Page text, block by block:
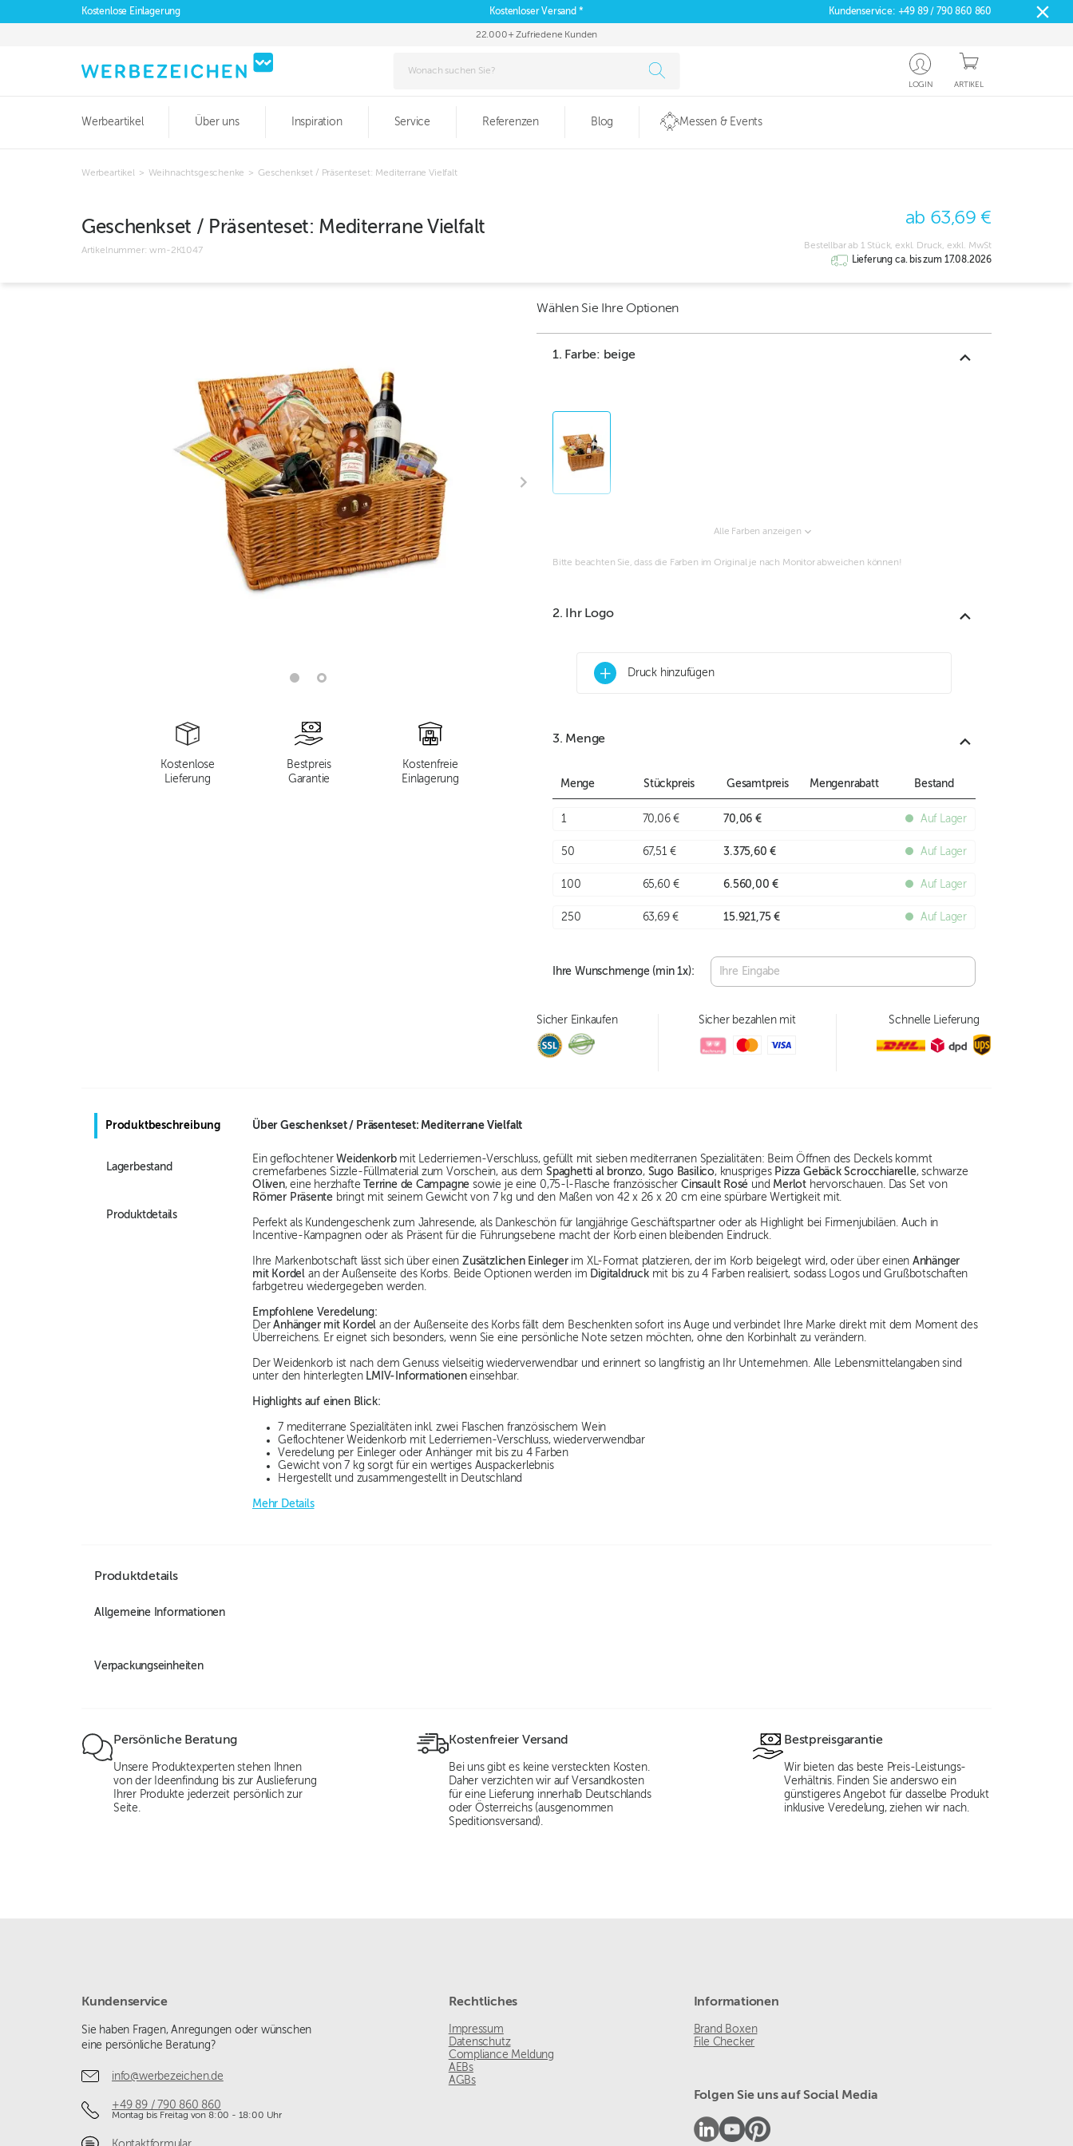
Kostenlose Einlagerung Kostenloser Versand * Kundenservice: +49 89 / 790 860 860
22.000+ Zufriedene Kunden
LOGIN ARTIKEL
Werbeartikel Über uns Inspiration Service Referenzen Blog Messen & Events
Werbeartikel > Weihnachtsgeschenke > Geschenkset / Präsenteset: Mediterrane Vielfalt
Geschenkset / Präsenteset: Mediterrane Vielfalt
Artikelnummer:wm-2K1047
ab 63,69 €
Bestellbar ab 1 Stück, exkl. Druck, exkl. MwSt
Lieferung ca. bis zum 17.08.2026
Kostenlose
Lieferung
Bestpreis
Garantie
Kostenfreie
Einlagerung
Wählen Sie Ihre Optionen
1. Farbe: beige
Alle Farben anzeigen
Bitte beachten Sie, dass die Farben im Original je nach Monitor abweichen können!
2. Ihr Logo
+ Druck hinzufügen
3. Menge
Menge Stückpreis Gesamtpreis Mengenrabatt Bestand
1 70,06 € 70,06 € Auf Lager
50 67,51 € 3.375,60 € Auf Lager
100 65,60 € 6.560,00 € Auf Lager
250 63,69 € 15.921,75 € Auf Lager
Ihre Wunschmenge (min1x):
Sicher Einkaufen Sicher bezahlen mit Schnelle Lieferung
Produktbeschreibung
Lagerbestand
Produktdetails
Über Geschenkset / Präsenteset: Mediterrane Vielfalt
Ein geflochtener Weidenkorbmit Lederriemen-Verschluss, gefüllt mit sieben mediterranen Spezialitäten: Beim Öffnen des Deckels kommt
cremefarbenes Sizzle-Füllmaterial zum Vorschein, aus demSpaghetti al bronzo, Sugo Basilico, knuspriges Pizza Gebäck Scrocchiarelle, schwarze
Oliven, eine herzhafte Terrine de Campagne sowie je eine 0,75-l-Flasche französischer Cinsault Rosé und Merlothervorschauen. Das Set von
Römer Präsente bringt mit seinem Gewicht von 7 kg und den Maßen von 42 x 26 x 20 cm eine spürbare Wertigkeit mit.
Perfekt als Kundengeschenk zum Jahresende, als Dankeschön für langjährige Geschäftspartner oder als Highlight bei Firmenjubiläen. Auch in
Incentive-Kampagnen oder als Präsent für die Führungsebene macht der Korb einen bleibenden Eindruck.
Ihre Markenbotschaft lässt sich über einen Zusätzlichen Einlegerim XL-Format platzieren, der im Korb beigelegt wird, oder über einen Anhänger
mit Kordelan der Außenseite des Korbs. Beide Optionen werden im Digitaldruckmit bis zu 4 Farben realisiert, sodass Logos und Grußbotschaften
farbgetreu wiedergegeben werden.
Empfohlene Veredelung:
DerAnhänger mit Kordel an der Außenseite des Korbs fällt dem Beschenkten sofort ins Auge und verbindet Ihre Marke direkt mit dem Moment des
Überreichens. Er eignet sich besonders, wenn Sie eine persönliche Note setzen möchten, ohne den Korbinhalt zu verändern.
Der Weidenkorb ist nach dem Genuss vielseitig wiederverwendbar und erinnert so langfristig an Ihr Unternehmen. Alle Lebensmittelangaben sind
unter den hinterlegten LMIV-Informationeneinsehbar.
Highlights auf einen Blick:
7 mediterrane Spezialitäten inkl. zwei Flaschen französischem Wein
Geflochtener Weidenkorb mit Lederriemen-Verschluss, wiederverwendbar
Veredelung per Einleger oder Anhänger mit bis zu 4 Farben
Gewicht von 7 kg sorgt für ein wertiges Auspackerlebnis
Hergestellt und zusammengestellt in Deutschland
Mehr Details
Produktdetails
Allgemeine Informationen
Verpackungseinheiten
Persönliche Beratung
Unsere Produktexperten stehen Ihnen
von der Ideenfindung bis zur Auslieferung
Ihrer Produkte jederzeit persönlich zur
Seite.
Kostenfreier Versand
Bei uns gibt es keine versteckten Kosten.
Daher verzichten wir auf Versandkosten
für eine Lieferung innerhalb Deutschlands
oder Österreichs (ausgenommen
Speditionsversand).
Bestpreisgarantie
Wir bieten das beste Preis-Leistungs-
Verhältnis. Finden Sie anderswo ein
günstigeres Angebot für dasselbe Produkt
inklusive Veredelung, ziehen wir nach.
Kundenservice
Sie haben Fragen, Anregungen oder wünschen
eine persönliche Beratung?
info@werbezeichen.de
+49 89 / 790 860 860
Montag bis Freitag von 8:00 - 18:00 Uhr
Rechtliches
Impressum
Datenschutz
Compliance Meldung
AEBs
AGBs
Informationen
Brand Boxen
File Checker
Folgen Sie uns auf Social Media